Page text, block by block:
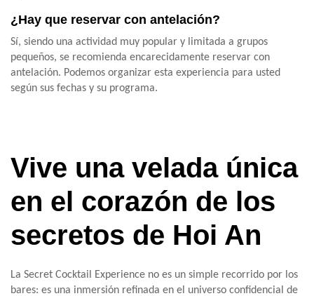
¿Hay que reservar con antelación?
Sí, siendo una actividad muy popular y limitada a grupos
pequeños, se recomienda encarecidamente reservar con
antelación. Podemos organizar esta experiencia para usted
según sus fechas y su programa.
Vive una velada única
en el corazón de los
secretos de Hoi An
La Secret Cocktail Experience no es un simple recorrido por los
bares: es una inmersión refinada en el universo confidencial de